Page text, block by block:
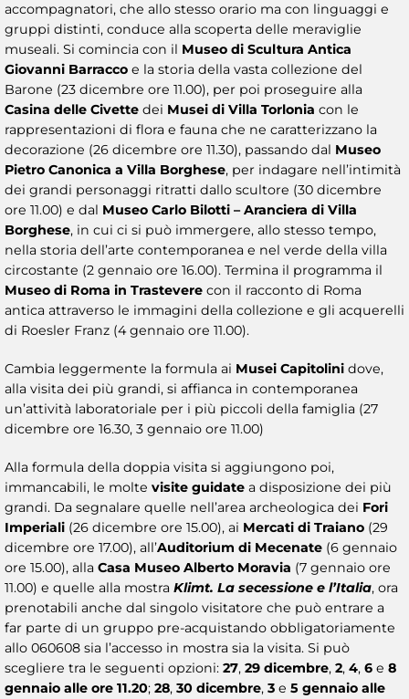
accompagnatori, che allo stesso orario ma con linguaggi e
gruppi distinti, conduce alla scoperta delle meraviglie
museali. Si comincia con il Museo di Scultura Antica
Giovanni Barracco e la storia della vasta collezione del
Barone (23 dicembre ore 11.00), per poi proseguire alla
Casina delle Civette dei Musei di Villa Torlonia con le
rappresentazioni di flora e fauna che ne caratterizzano la
decorazione (26 dicembre ore 11.30), passando dal Museo
Pietro Canonica a Villa Borghese, per indagare nell’intimità
dei grandi personaggi ritratti dallo scultore (30 dicembre
ore 11.00) e dal Museo Carlo Bilotti – Aranciera di Villa
Borghese, in cui ci si può immergere, allo stesso tempo,
nella storia dell’arte contemporanea e nel verde della villa
circostante (2 gennaio ore 16.00). Termina il programma il
Museo di Roma in Trastevere con il racconto di Roma
antica attraverso le immagini della collezione e gli acquerelli
di Roesler Franz (4 gennaio ore 11.00).
Cambia leggermente la formula ai Musei Capitolini dove,
alla visita dei più grandi, si affianca in contemporanea
un’attività laboratoriale per i più piccoli della famiglia (27
dicembre ore 16.30, 3 gennaio ore 11.00)
Alla formula della doppia visita si aggiungono poi,
immancabili, le molte visite guidate a disposizione dei più
grandi. Da segnalare quelle nell’area archeologica dei Fori
Imperiali (26 dicembre ore 15.00), ai Mercati di Traiano (29
dicembre ore 17.00), all’Auditorium di Mecenate (6 gennaio
ore 15.00), alla Casa Museo Alberto Moravia (7 gennaio ore
11.00) e quelle alla mostra Klimt. La secessione e l’Italia, ora
prenotabili anche dal singolo visitatore che può entrare a
far parte di un gruppo pre-acquistando obbligatoriamente
allo 060608 sia l’accesso in mostra sia la visita. Si può
scegliere tra le seguenti opzioni: 27, 29 dicembre, 2, 4, 6 e 8
gennaio alle ore 11.20; 28, 30 dicembre, 3 e 5 gennaio alle